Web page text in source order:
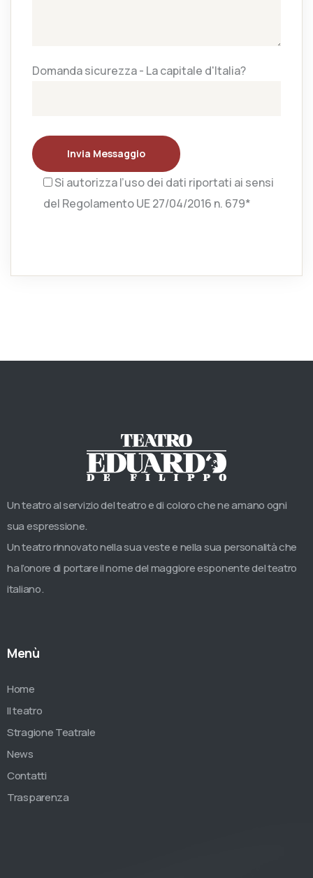
Domanda sicurezza - La capitale d'Italia?
Invia Messaggio
Si autorizza l’uso dei dati riportati ai sensi
del Regolamento UE 27/04/2016 n. 679*
Un teatro al servizio del teatro e di coloro che ne amano ogni
sua espressione.
Un teatro rinnovato nella sua veste e nella sua personalità che
ha l’onore di portare il nome del maggiore esponente del teatro
italiano.
Menù
Home
Il teatro
Stragione Teatrale
News
Contatti
Trasparenza